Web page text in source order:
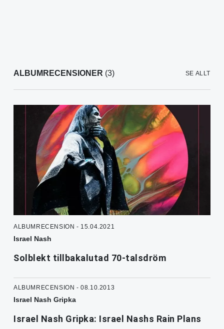
ALBUMRECENSIONER (3) SE ALLT
ALBUMRECENSION - 15.04.2021
Israel Nash
Solblekt tillbakalutad 70-talsdröm
ALBUMRECENSION - 08.10.2013
Israel Nash Gripka
Israel Nash Gripka: Israel Nashs Rain Plans